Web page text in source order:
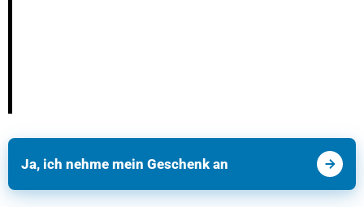
Ja, ich nehme mein Geschenk an